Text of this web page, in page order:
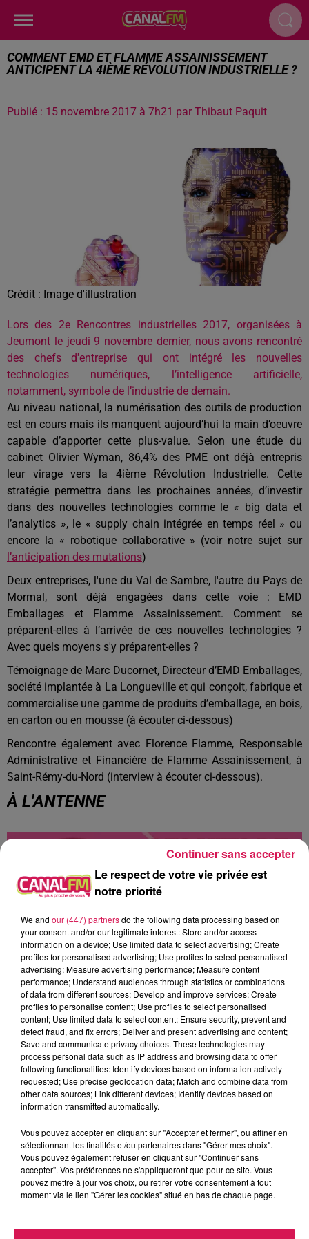
COMMENT EMD ET FLAMME ASSAINISSEMENT
ANTICIPENT LA 4IÈME RÉVOLUTION INDUSTRIELLE ?
Publié : 15 novembre 2017 à 7h21 par Thibaut Paquit
Crédit : Image d'illustration
Lors des 2e Rencontres industrielles 2017, organisées à
Jeumont le jeudi 9 novembre dernier, nous avons rencontré
des chefs d'entreprise qui ont intégré les nouvelles
technologies numériques, l’intelligence artificielle,
notamment, symbole de l’industrie de demain.
Au niveau national, la numérisation des outils de production
est en cours mais ils manquent aujourd’hui la main d’oeuvre
capable d’apporter cette plus-value. Selon une étude du
cabinet Olivier Wyman, 86,4% des PME ont déjà entrepris
leur virage vers la 4ième Révolution Industrielle. Cette
stratégie permettra dans les prochaines années, d’investir
dans des nouvelles technologies comme le « big data et
l’analytics », le « supply chain intégrée en temps réel » ou
encore la « robotique collaborative » (voir notre sujet sur
l’anticipation des mutations)
Deux entreprises, l'une du Val de Sambre, l'autre du Pays de
Mormal, sont déjà engagées dans cette voie : EMD
Emballages et Flamme Assainissement. Comment se
préparent-elles à l’arrivée de ces nouvelles technologies ?
Avec quels moyens s'y préparent-elles ?
Témoignage de Marc Ducornet, Directeur d’EMD Emballages,
société implantée à La Longueville et qui conçoit, fabrique et
commercialise une gamme de produits d’emballage, en bois,
en carton ou en mousse (à écouter ci-dessous)
Rencontre également avec Florence Flamme, Responsable
Administrative et Financière de Flamme Assainissement, à
Saint-Rémy-du-Nord (interview à écouter ci-dessous).
À L'ANTENNE
0h00 - 6h00
Les hits de Canal FM
4h44
4h44
INDOCHINE
4h40
4h40
JERMAINE JACKSON GIMS
Le respect de votre vie privée est
notre priorité
We and our (447) partnersdo the following data processing based on
your consent and/or our legitimate interest: Store and/or access
information on a device; Use limited data to select advertising; Create
profiles for personalised advertising; Use profiles to select personalised
advertising; Measure advertising performance; Measure content
performance; Understand audiences through statistics or combinations
of data from different sources; Develop and improve services; Create
profiles to personalise content; Use profiles to select personalised
content; Use limited data to select content; Ensure security, prevent and
detect fraud, and fix errors; Deliver and present advertising and content;
Save and communicate privacy choices. These technologies may
process personal data such as IP address and browsing data to offer
following functionalities: Identify devices based on information actively
requested; Use precise geolocation data; Match and combine data from
other data sources; Link different devices; Identify devices based on
information transmitted automatically.
Vous pouvez accepter en cliquant sur "Accepter et fermer", ou affiner en
sélectionnant les finalités et/ou partenaires dans "Gérer mes choix".
Vous pouvez également refuser en cliquant sur "Continuer sans
accepter". Vos préférences ne s'appliqueront que pour ce site. Vous
pouvez mettre à jour vos choix, ou retirer votre consentement à tout
moment via le lien "Gérer les cookies" situé en bas de chaque page.
Continuer sans accepter